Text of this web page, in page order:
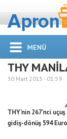
MENÜ
THY
30 Mart 2015 - 01:59
THY’nin 267’nci
gidiş-dönüş 594